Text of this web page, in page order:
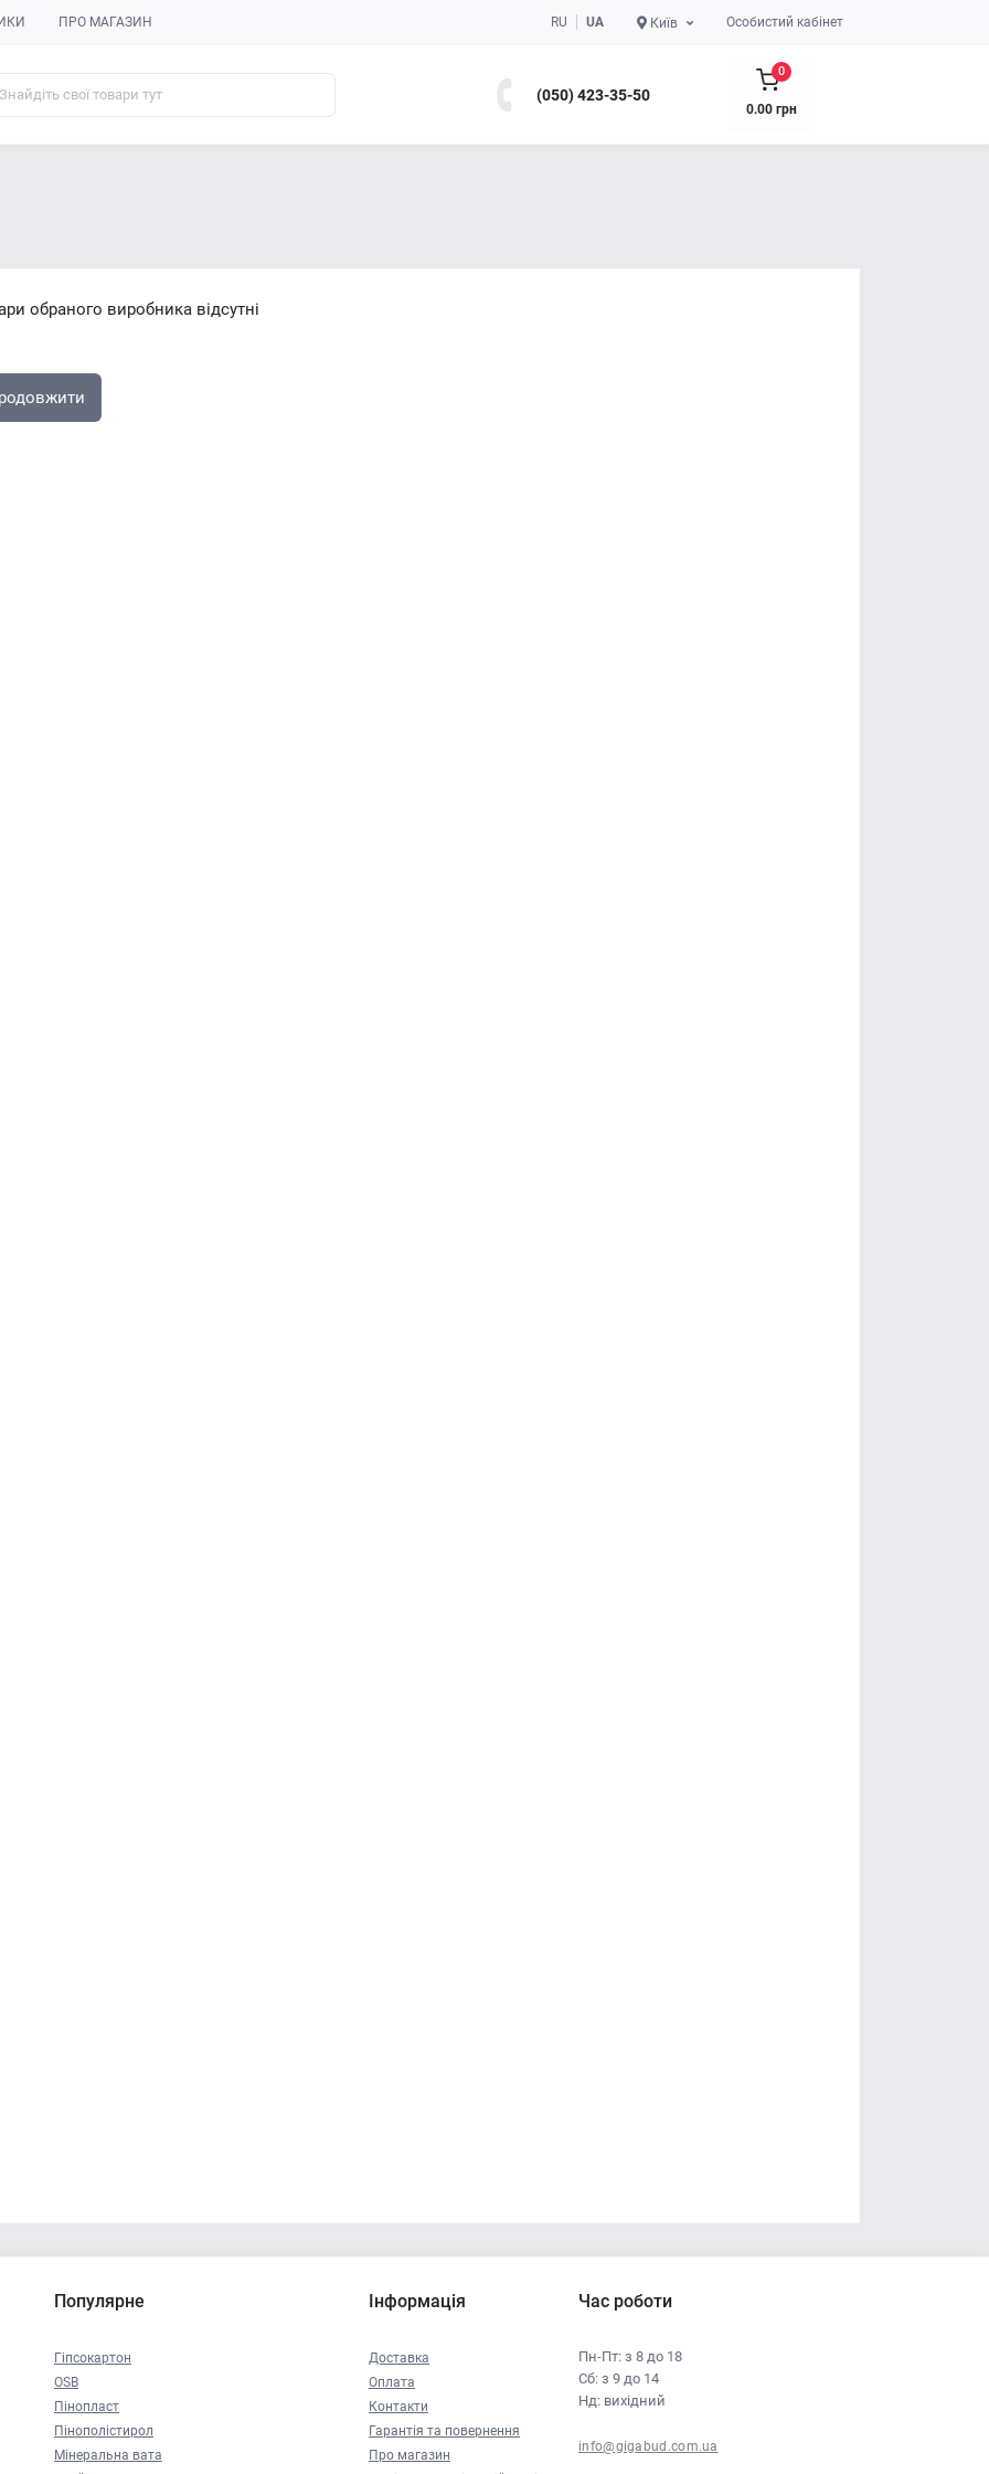
ПРО МАГАЗИН RU UA Київ Особистий кабінет
(050) 423-35-50
0
0.00 грн
обраного виробника відсутні
Популярне
Гіпсокартон
OSB
Пінопласт
Пінополістирол
Мінеральна вата
Інформація
Доставка
Оплата
Контакти
Гарантія та повернення
Про магазин
Час роботи
Пн-Пт: з 8 до 18
Сб: з 9 до 14
Нд: вихідний
info@gigabud.com.ua